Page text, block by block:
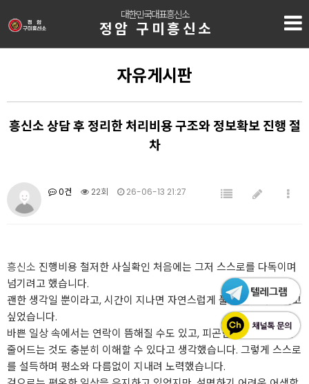
대한민국대표흥신소
정암 구미흥신소
자유게시판
흥신소 상담 후 정리한 처리비용 구조와 정보확보 진행 절
차
0건 22회 26-06-13 21:27
흥신소 진행비용 철저한 사실확인 처음에는 그저 스스로를 다독이며
넘기려고 했습니다.
괜한 생각일 뿐이라고, 시간이 지나면 자연스럽게 풀릴 일이라고 믿고
싶었습니다.
바쁜 일상 속에서는 연락이 뜸해질 수도 있고, 피곤한 날이면 말수가
줄어드는 것도 충분히 이해할 수 있다고 생각했습니다. 그렇게 스스로
를 설득하며 평소와 다름없이 지내려 노력했습니다.